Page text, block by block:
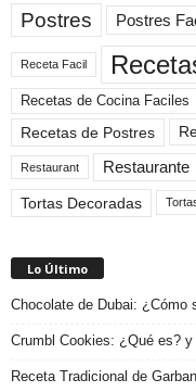
Postres Postres
Receta Facil
Recetas de Cocina Faciles
Recetas de Postres
Restaurant Restaurante
Tortas Decoradas
Lo Último
Chocolate de Dubai: ¿Cómo
Crumbl Cookies: ¿Qué es? y
Receta Tradicional de